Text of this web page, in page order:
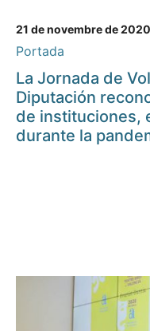
21 de novembre de 2020
Portada
La Jornada de
Diputación
de instituciones,
durante la